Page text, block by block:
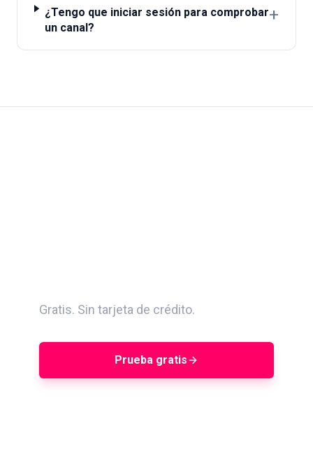
¿Tengo que iniciar sesión para comprobar
un canal?
+
Gratis. Sin tarjeta de crédito.
Prueba gratis